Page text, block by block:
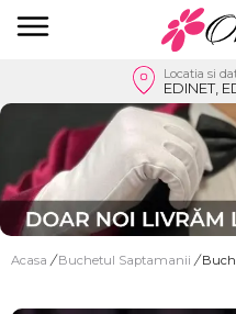
Locatia si
EDINET,
Acasa / Buchetul Saptamanii /